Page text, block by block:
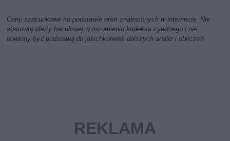
Ceny szacunkowe na podstawie ofert znalezionych w internecie. Nie
stanowią oferty handlowej w rozumieniu kodeksu cywilnego i nie
powinny być podstawą do jakichkolwiek dalszych analiz i obliczeń